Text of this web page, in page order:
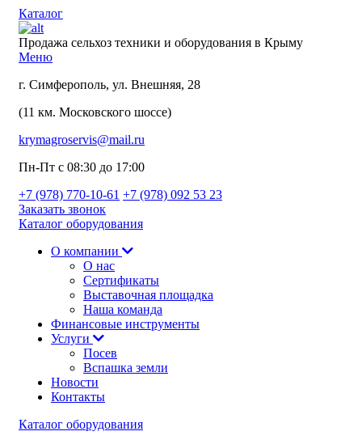
Каталог
Продажа сельхоз техники и оборудования в Крыму
Меню
г. Симферополь, ул. Внешняя, 28
(11 км. Московского шоссе)
krymagroservis@mail.ru
Пн-Пт с 08:30 до 17:00
+7 (978) 770-10-61 +7 (978) 092 53 23
Заказать звонок
Каталог оборудования
О компании
О нас
Сертификаты
Выставочная площадка
Наша команда
Финансовые инструменты
Услуги
Посев
Вспашка земли
Новости
Контакты
Каталог оборудования